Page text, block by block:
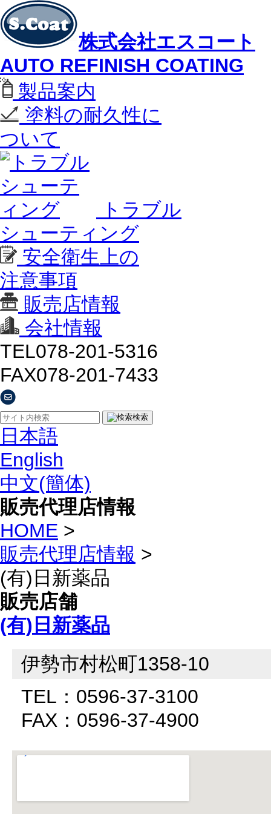
株式会社エスコート
AUTO REFINISH COATING
製品案内
塗料の耐久性に
ついて
トラブル
シューティング
安全衛生上の
注意事項
販売店情報
会社情報
TEL078-201-5316
FAX078-201-7433
検索
日本語
English
中文(簡体)
販売代理店情報
HOME >
販売代理店情報 >
(有)日新薬品
販売店舗
(有)日新薬品
伊勢市村松町1358-10
TEL：0596-37-3100
FAX：0596-37-4900